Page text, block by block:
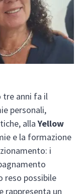
tre anni fa il
personali,
allaYellow
e la formazione
i
reso possibile
rappresenta un